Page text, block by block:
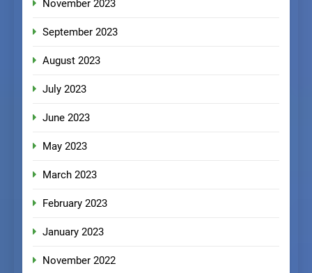
November 2023
September 2023
August 2023
July 2023
June 2023
May 2023
March 2023
February 2023
January 2023
November 2022